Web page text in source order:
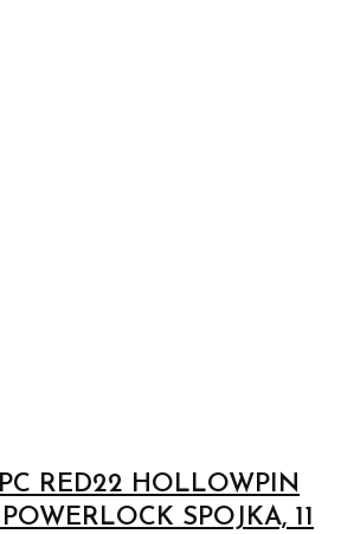
RED22 HOLLOWPIN
SPOJKA, 11